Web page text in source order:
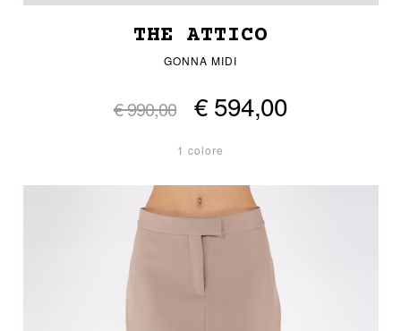
THE ATTICO
GONNA MIDI
€ 990,00 € 594,00
1 colore